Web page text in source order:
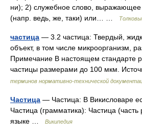
ни); 2) служебное слово,
(напр. ведь, же, таки) или… …
частица — 3.2 частица: Твердый,
объект, в том числе микроорганизм,
Примечание В настоящем стандарте
частицы размерами до 100 мкм.
терминов нормативно-технической
Частица — Частица: В Викисловаре
Частица (грамматика): Частица (часть
языке …
Википедия